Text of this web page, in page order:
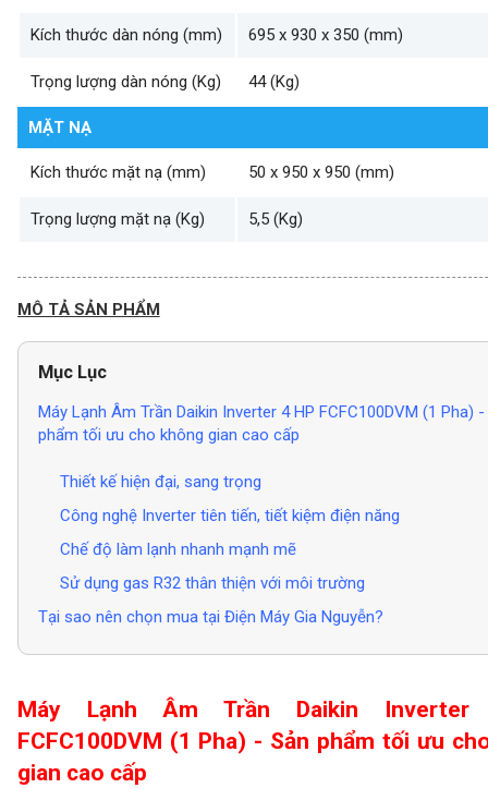
Kích thước dàn nóng (mm) 695 x 930 x 350 (mm)
Trọng lượng dàn nóng (Kg) 44 (Kg)
MẶT NẠ
Kích thước mặt nạ (mm) 50 x 950 x 950 (mm)
Trọng lượng mặt nạ (Kg) 5,5 (Kg)
MÔ TẢ SẢN PHẨM
Mục Lục
Máy Lạnh Âm Trần Daikin Inverter 4 HP FCFC100DVM (1 Pha) -
phẩm tối ưu cho không gian cao cấp
Thiết kế hiện đại, sang trọng
Công nghệ Inverter tiên tiến, tiết kiệm điện năng
Chế độ làm lạnh nhanh mạnh mẽ
Sử dụng gas R32 thân thiện với môi trường
Tại sao nên chọn mua tại Điện Máy Gia Nguyễn?
Máy Lạnh Âm Trần Daikin
FCFC100DVM (1 Pha) - Sản phẩm tối ưu
gian cao cấp